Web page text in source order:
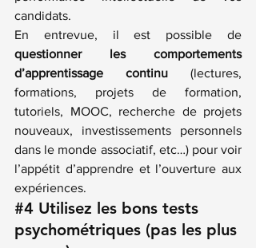
candidats.
questionner les comportements
d’apprentissage continu (lectures,
formations, projets de formation,
tutoriels, MOOC, recherche de projets
nouveaux, investissements personnels
dans le monde associatif, etc…) pour voir
l’appétit d’apprendre et l’ouverture aux
expériences.
#4 Utilisez les bons tests
psychométriques (pas les plus